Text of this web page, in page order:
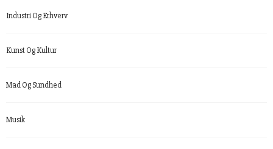
Industri Og Erhverv
Kunst Og Kultur
Mad Og Sundhed
Musik